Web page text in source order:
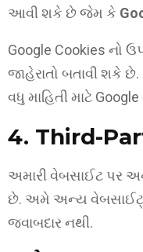
આવી શકે છે જેમ કે
Google Cookies નો
જાહેરાતો બતાવી શકે છે.
વધુ માહિતી માટે
4. Third-
અમારી વેબસાઈટ પર
છે. અમે અન્ય
જવાબદાર નથી.